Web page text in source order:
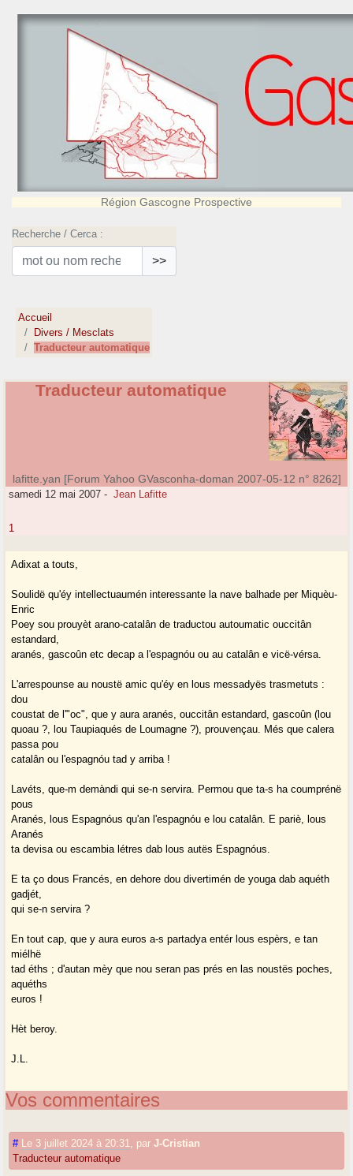
Région Gascogne Prospective
Recherche / Cerca :
>>
Accueil
Divers / Mesclats
Traducteur automatique
Traducteur automatique
lafitte.yan [Forum Yahoo GVasconha-doman 2007-05-12 n° 8262]
samedi 12 mai 2007 - Jean Lafitte
1
Adixat a touts,
Soulidë qu'éy intellectuaumén interessante la nave balhade per Miquèu-
Enric
Poey sou prouyèt arano-catalân de traductou autoumatic ouccitân
estandard,
aranés, gascoûn etc decap a l'espagnóu ou au catalân e vicë-vérsa.
L'arrespounse au noustë amic qu'éy en lous messadyës trasmetuts :
dou
coustat de l'"oc", que y aura aranés, ouccitân estandard, gascoûn (lou
quoau ?, lou Taupiaqués de Loumagne ?), prouvençau. Més que calera
passa pou
catalân ou l'espagnóu tad y arriba !
Lavéts, que-m demàndi qui se-n servira. Permou que ta-s ha coumprénë
pous
Aranés, lous Espagnóus qu'an l'espagnóu e lou catalân. E pariè, lous
Aranés
ta devisa ou escambia létres dab lous autës Espagnóus.
E ta ço dous Francés, en dehore dou divertimén de youga dab aquéth
gadjét,
qui se-n servira ?
En tout cap, que y aura euros a-s partadya entér lous espèrs, e tan
miélhë
tad éths ; d'autan mèy que nou seran pas prés en las noustës poches,
aquéths
euros !
Hèt beroy.
J.L.
Vos commentaires
# Le 3 juillet 2024 à 20:31 parJ-Cristian
Traducteur automatique